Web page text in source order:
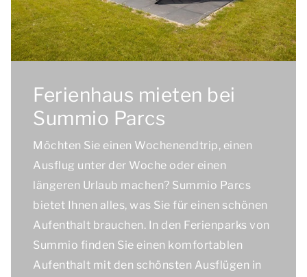
Ferienhaus mieten bei
Summio Parcs
Möchten Sie einen Wochenendtrip, einen
Ausflug unter der Woche oder einen
längeren Urlaub machen? Summio Parcs
bietet Ihnen alles, was Sie für einen schönen
Aufenthalt brauchen. In den Ferienparks von
Summio finden Sie einen komfortablen
Aufenthalt mit den schönsten Ausflügen in